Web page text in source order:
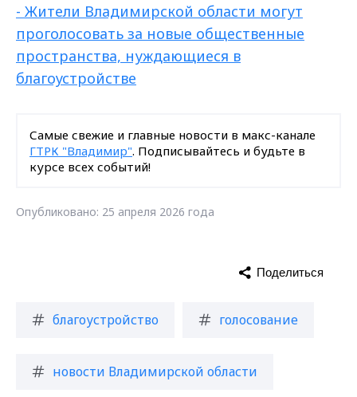
- Жители Владимирской области могут
проголосовать за новые общественные
пространства, нуждающиеся в
благоустройстве
Самые свежие и главные новости в макс-канале
ГТРК "Владимир". Подписывайтесь и будьте в
курсе всех событий!
Опубликовано: 25 апреля 2026 года
благоустройство голосование
новости Владимирской области
Поделиться